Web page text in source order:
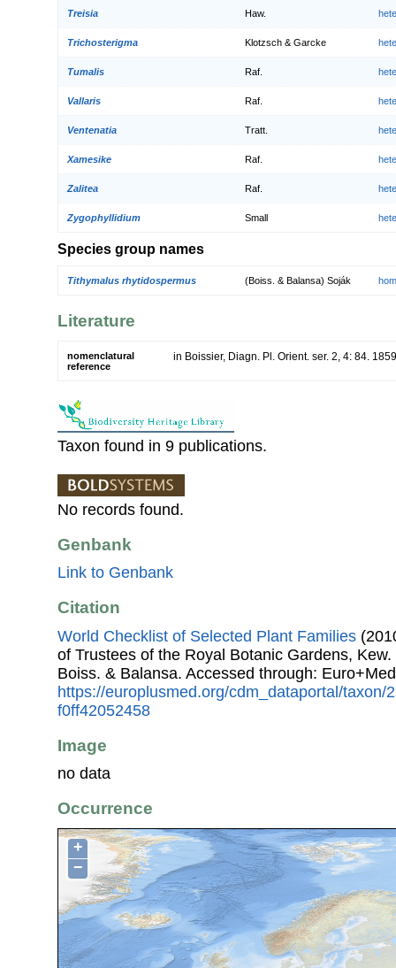
Treisia Haw.
Trichosterigma Klotzsch & Garcke
Tumalis Raf.
Vallaris Raf.
Ventenatia Tratt.
Xamesike Raf.
Zalitea Raf.
Zygophyllidium Small
Species group names
Tithymalus rhytidospermus (Boiss. & Balansa) Soják
Literature
nomenclatural
reference
in Boissier, Diagn. Pl. Orient. ser. 2, 4: 84. 1859
Taxon found in 9 publications.
No records found.
Genbank
Link to Genbank
Citation
World Checklist of Selected Plant Families
of Trustees of the Royal Botanic Gardens, Kew.
Boiss. & Balansa. Accessed through:
https://europlusmed.org/cdm_dataportal/taxon/
f0ff42052458
Image
no data
Occurrence
+
−